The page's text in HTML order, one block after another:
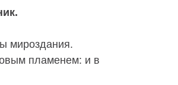
мироздания.
пламенем: и в